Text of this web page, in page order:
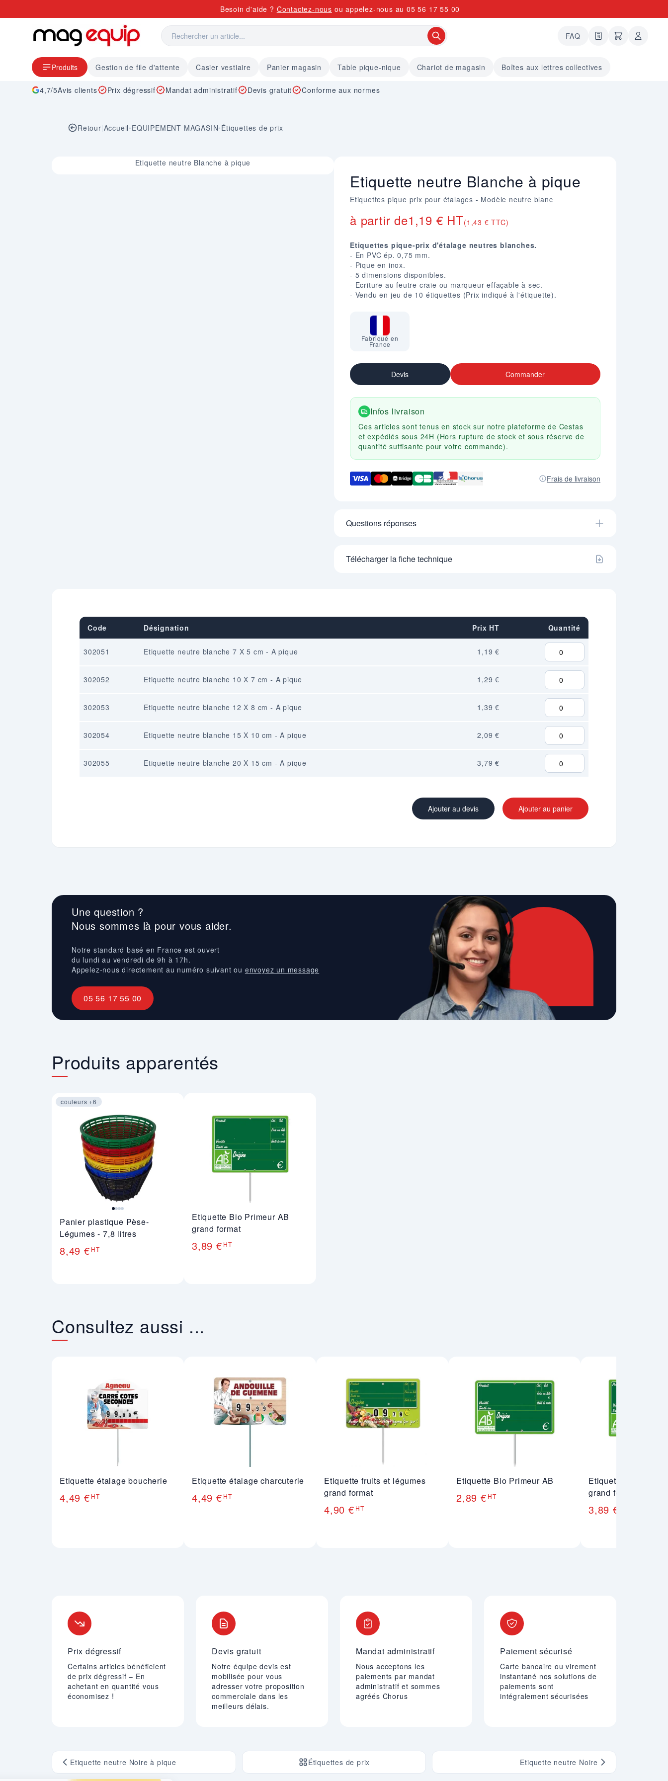
Besoin d'aide ? Contactez-nous ou appelez-nous au 05 56 17 55 00
FAQ 0 articles dans le
undefined
Produits Gestion de file d'attente Casier vestiaire Panier magasin Table pique-nique Chariot de magasin Boîtes aux lettres collectives
4,7/5Avis clients Prix dégressif Mandat administratif Devis gratuit Conforme aux normes
Retour|Accueil•EQUIPEMENT MAGASIN•Étiquettes de prix
Etiquette neutre Blanche à pique
Etiquette neutre Blanche à pique
Etiquettes pique prix pour étalages - Modèle neutre blanc
à partir de1,19 € HT(1,43 € TTC)
Etiquettes pique-prix d'étalage neutres blanches.
- En PVC ép. 0,75 mm.
- Pique en inox.
- 5 dimensions disponibles.
- Ecriture au feutre craie ou marqueur effaçable à sec.
- Vendu en jeu de 10 étiquettes (Prix indiqué à l'étiquette).
Fabriqué en
France
Devis Commander
Infos livraison
Ces articles sont tenus en stock sur notre plateforme de Cestas
et expédiés sous 24H (Hors rupture de stock et sous réserve de
quantité suffisante pour votre commande).
Frais de livraison
Questions réponses
Télécharger la fiche technique
Code Désignation Prix HT Quantité
302051 Etiquette neutre blanche 7 X 5 cm - A pique 1,19 €
302052 Etiquette neutre blanche 10 X 7 cm - A pique 1,29 €
302053 Etiquette neutre blanche 12 X 8 cm - A pique 1,39 €
302054 Etiquette neutre blanche 15 X 10 cm - A pique 2,09 €
302055 Etiquette neutre blanche 20 X 15 cm - A pique 3,79 €
Ajouter au devis Ajouter au panier
Une question ?
Nous sommes là pour vous aider.
Notre standard basé en France est ouvert
du lundi au vendredi de 9h à 17h.
Appelez-nous directement au numéro suivant ou envoyez un message
05 56 17 55 00
Produits apparentés
couleurs +6
Image 1 sur 4
Panier plastique Pèse-
Légumes - 7,8 litres
8,49 € HT
Etiquette Bio Primeur AB
grand format
3,89 € HT
Consultez aussi ...
Etiquette étalage boucherie
4,49 € HT
Etiquette étalage charcuterie
4,49 € HT
Etiquette fruits et légumes
grand format
4,90 € HT
Etiquette Bio Primeur AB
2,89 € HT
Etiquette Bio
grand format
3,89 €
Prix dégressif
Certains articles bénéficient
de prix dégressif – En
achetant en quantité vous
économisez !
Devis gratuit
Notre équipe devis est
mobilisée pour vous
adresser votre proposition
commerciale dans les
meilleurs délais.
Mandat administratif
Nous acceptons les
paiements par mandat
administratif et sommes
agréés Chorus
Paiement sécurisé
Carte bancaire ou virement
instantané nos solutions de
paiements sont
intégralement sécurisées
Etiquette neutre Noire à pique Étiquettes de prix Etiquette neutre Noire